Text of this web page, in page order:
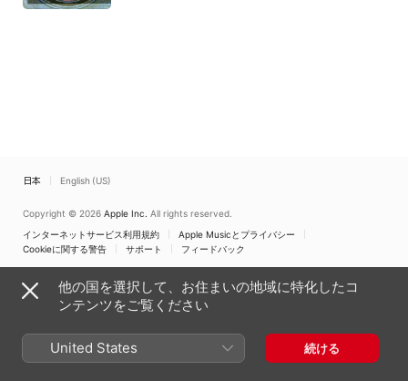
日本 English (US)
Copyright © 2026 Apple Inc. All rights reserved.
インターネットサービス利用規約
Apple Musicとプライバシー
Cookieに関する警告
サポート フィードバック
他の国を選択して、お住まいの地域に特化したコ
ンテンツをご覧ください
United States 続ける